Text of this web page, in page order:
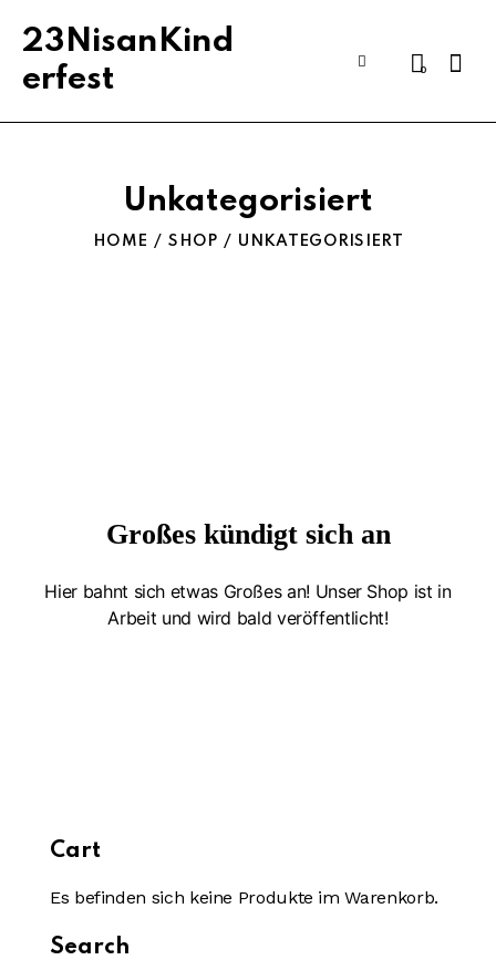
23NisanKind
erfest
0
Unkategorisiert
HOME SHOP UNKATEGORISIERT
Großes kündigt sich an
Hier bahnt sich etwas Großes an! Unser Shop ist in
Arbeit und wird bald veröffentlicht!
Cart
Es befinden sich keine Produkte im Warenkorb.
Search